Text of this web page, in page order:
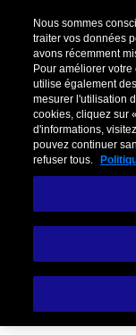
Nous sommes
traiter vos données
avons récemment
Pour améliorer
utilise également
mesurer l'utilisation
cookies, cliquez sur
d'informations,
pouvez continuer
refuser tous.